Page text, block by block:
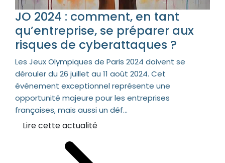
JO 2024 : comment, en tant
qu’entreprise, se préparer aux
risques de cyberattaques ?
Les Jeux Olympiques de Paris 2024 doivent se
dérouler du 26 juillet au 11 août 2024. Cet
événement exceptionnel représente une
opportunité majeure pour les entreprises
françaises, mais aussi un déf...
Lire cette actualité